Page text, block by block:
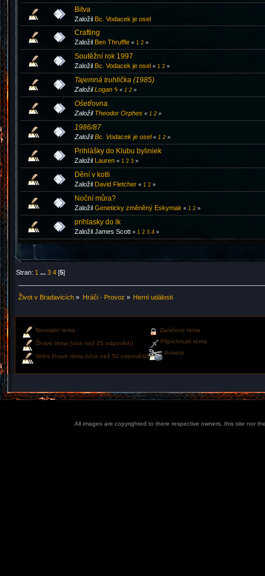
Bitva
Založil Bc. Vodacek je osel
Crafting
Založil Ben Thruffle « 1 2 »
Soutěžní rok 1997
Založil Bc. Vodacek je osel « 1 2 »
Tajemná truhlička (1985)
ZaložilLogan ϟ « 1 2 »
Ošetřovna.
Založil Theodor Orphes « 1 2 »
1986/87
ZaložilBc. Vodacek je osel « 1 2 »
Prihlášky do Klubu byliniek
Založil Lauren « 1 2 3 »
Dění v kotli
Založil David Fletcher « 1 2 »
Noční můra?
Založil Geneticky změněný Eskymak « 1 2 »
prihlasky do lk
Založil James Scott « 1 2 3 4 »
Stran: 1 ...3 4 [5]
Život v Bradavicích » Hráči - Provoz » Herní události
Normální téma
Žhavé téma (více než 25 odpovědí)
Velmi žhavé téma (více než 50 odpovědí)
Zamčené téma
Připíchnuté téma
Anketa
All images are copyrighted to there respective owners, this site nor